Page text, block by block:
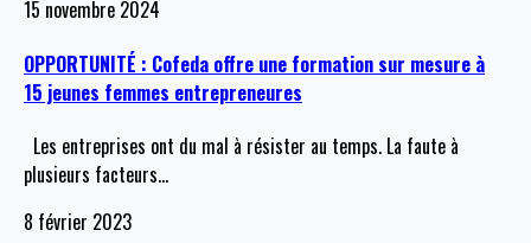
15 novembre 2024
OPPORTUNITÉ : Cofeda offre une formation sur mesure à
15 jeunes femmes entrepreneures
Les entreprises ont du mal à résister au temps. La faute à
plusieurs facteurs…
8 février 2023